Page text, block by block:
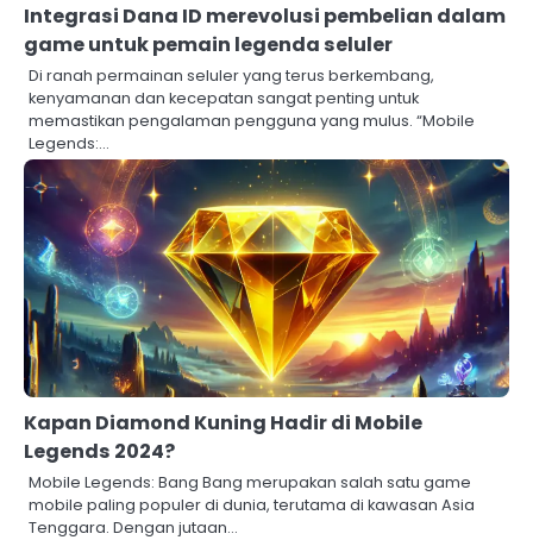
Integrasi Dana ID merevolusi pembelian dalam
game untuk pemain legenda seluler
Di ranah permainan seluler yang terus berkembang,
kenyamanan dan kecepatan sangat penting untuk
memastikan pengalaman pengguna yang mulus. “Mobile
Legends:…
Kapan Diamond Kuning Hadir di Mobile
Legends 2024?
Mobile Legends: Bang Bang merupakan salah satu game
mobile paling populer di dunia, terutama di kawasan Asia
Tenggara. Dengan jutaan…